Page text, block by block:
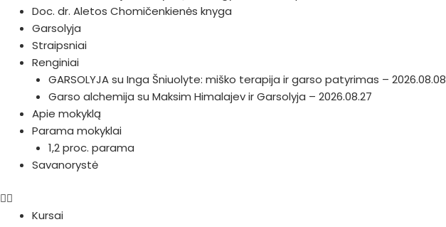
Doc. dr. Aletos Chomičenkienės knyga
Garsolyja
Straipsniai
Renginiai
GARSOLYJA su Inga Šniuolyte: miško terapija ir garso patyrimas – 2026.08.08
Garso alchemija su Maksim Himalajev ir Garsolyja – 2026.08.27
Apie mokyklą
Parama mokyklai
1,2 proc. parama
Savanorystė
Kursai